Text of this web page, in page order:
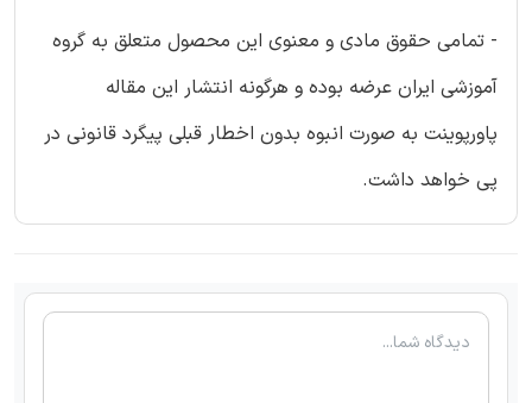
- تمامی حقوق مادی و معنوی این محصول متعلق به گروه
آموزشی ایران عرضه بوده و هرگونه انتشار این مقاله
پاورپوینت به صورت انبوه بدون اخطار قبلی پیگرد قانونی در
پی خواهد داشت.